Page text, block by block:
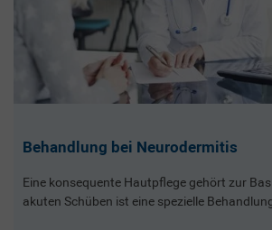
Behandlung bei Neurodermitis
Eine konsequente Hautpflege gehört zur
akuten Schüben ist eine spezielle